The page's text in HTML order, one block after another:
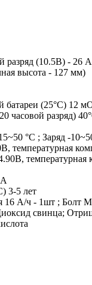
разряд (10.5В) - 26
высота - 127 мм)
батареи (25°С) 12
часовой разряд)
°С ; Заряд -
температурная
3-5 лет
16 А/ч - 1шт ;
свинца;